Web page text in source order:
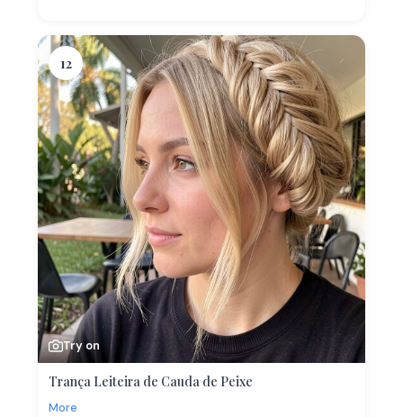
12
Try on
Trança Leiteira de Cauda de Peixe
More